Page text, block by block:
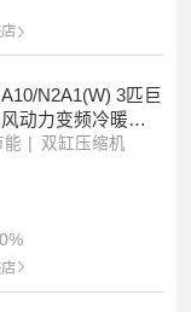
N2A1(W) 3匹巨
动力变频冷暖大